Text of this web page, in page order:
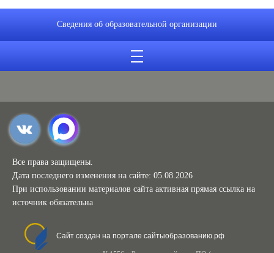
Сведения об образовательной организации
Все права защищены.
Дата последнего изменения на сайте: 05.08.2026
При использовании материалов сайта активная прямая ссылка на
источник обязательна
Сайт создан на портале сайтыобразованию.рф